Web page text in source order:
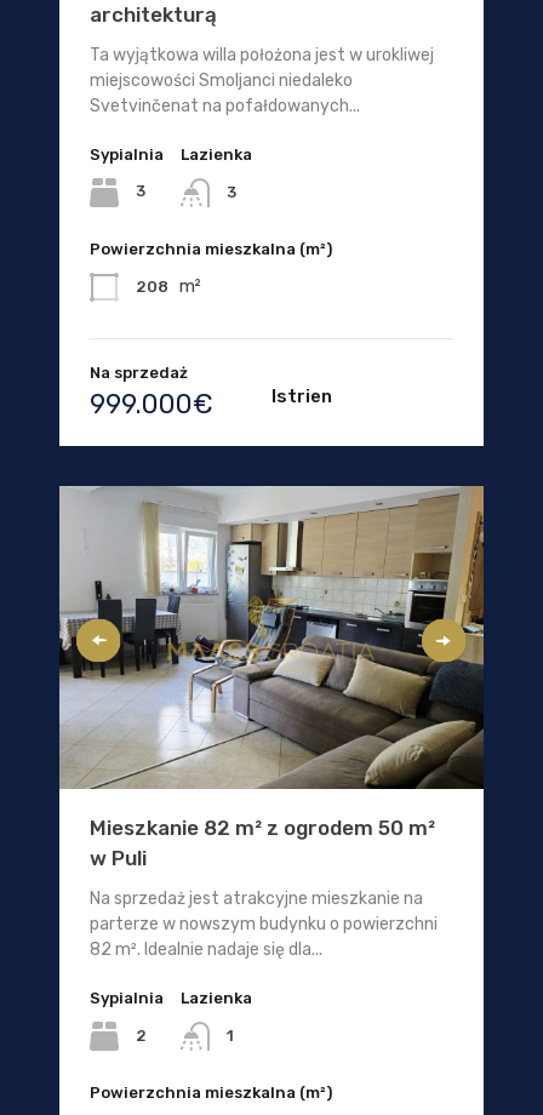
architekturą
Ta wyjątkowa willa położona jest w urokliwej
miejscowości Smoljanci niedaleko
Svetvinčenat na pofałdowanych...
Sypialnia
3
Lazienka
3
Powierzchnia mieszkalna (m²)
208 m²
Na sprzedaż
999.000€ Istrien
Mieszkanie 82 m² z ogrodem 50 m²
w Puli
Na sprzedaż jest atrakcyjne mieszkanie na
parterze w nowszym budynku o powierzchni
82 m². Idealnie nadaje się dla...
Sypialnia
2
Lazienka
1
Powierzchnia mieszkalna (m²)